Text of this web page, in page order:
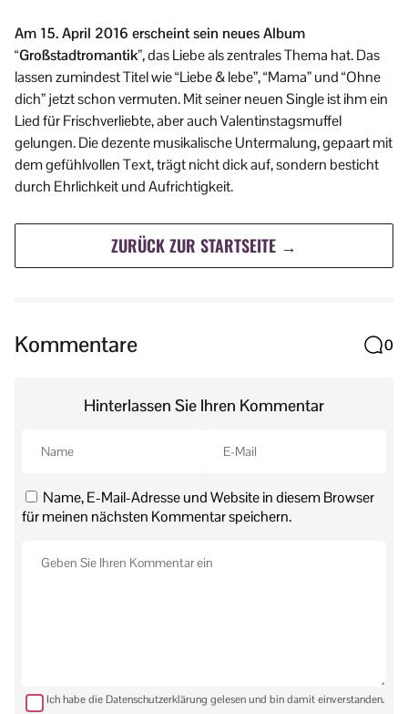
Am 15. April 2016 erscheint sein neues Album
“Großstadtromantik”, das Liebe als zentrales Thema hat. Das
lassen zumindest Titel wie “Liebe & lebe”, “Mama” und “Ohne
dich” jetzt schon vermuten. Mit seiner neuen Single ist ihm ein
Lied für Frischverliebte, aber auch Valentinstagsmuffel
gelungen. Die dezente musikalische Untermalung, gepaart mit
dem gefühlvollen Text, trägt nicht dick auf, sondern besticht
durch Ehrlichkeit und Aufrichtigkeit.
ZURÜCK ZUR STARTSEITE →
Kommentare 0
Hinterlassen Sie Ihren Kommentar
Name, E-Mail-Adresse und Website in diesem Browser
für meinen nächsten Kommentar speichern.
Ich habe die Datenschutzerklärung gelesen und bin damit einverstanden.